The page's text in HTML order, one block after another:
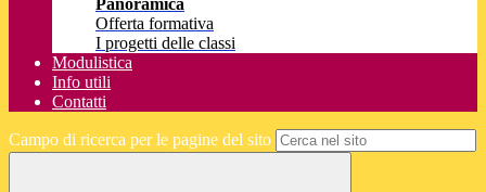
Panoramica
Offerta formativa
I progetti delle classi
Modulistica
Info utili
Contatti
Campo di ricerca per le pagine del sito